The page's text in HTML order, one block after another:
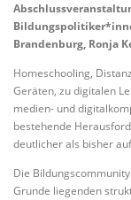
Brandenburg, Ronja
Homeschooling,
Geräten, zu digitalen
medien- und
bestehende
deutlicher als bisher
Die
Grunde liegenden